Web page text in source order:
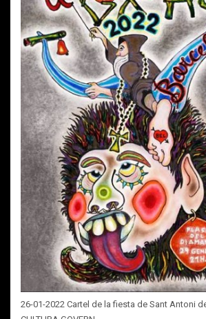
26-01-2022 Cartel de la fiesta de Sant Antoni